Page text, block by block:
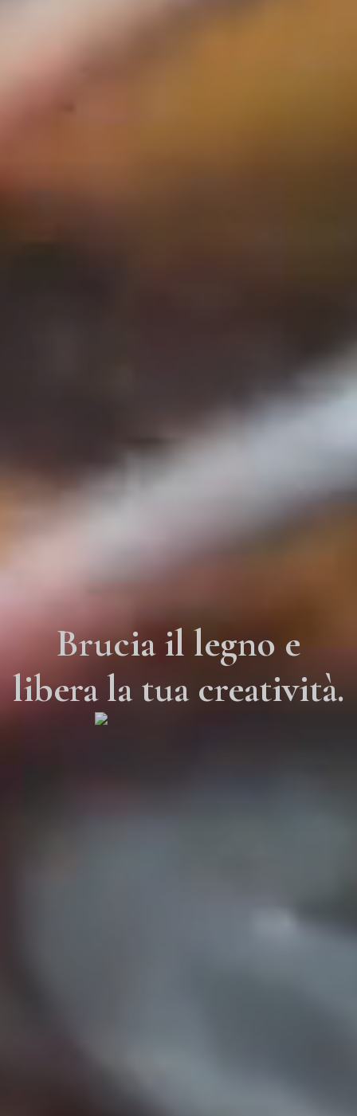
Brucia il legno e
libera la tua creatività.